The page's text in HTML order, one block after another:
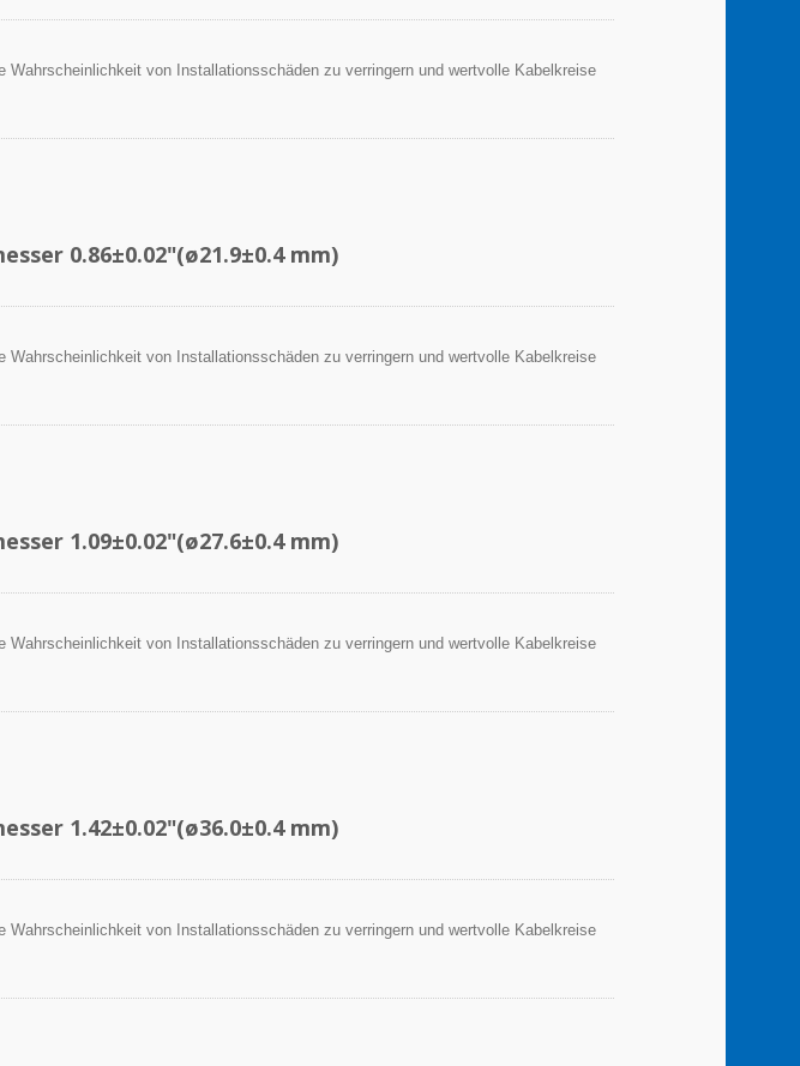
Wahrscheinlichkeit von Installationsschäden zu verringern und wertvolle Kabelkreise
0.86±0.02"(ø21.9±0.4 mm)
Wahrscheinlichkeit von Installationsschäden zu verringern und wertvolle Kabelkreise
1.09±0.02"(ø27.6±0.4 mm)
Wahrscheinlichkeit von Installationsschäden zu verringern und wertvolle Kabelkreise
1.42±0.02"(ø36.0±0.4 mm)
Wahrscheinlichkeit von Installationsschäden zu verringern und wertvolle Kabelkreise